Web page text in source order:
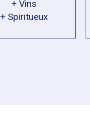
+ Vins
+ Spiritueux